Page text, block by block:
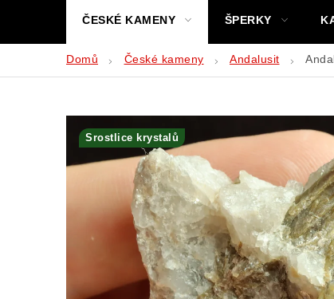
ČESKÉ KAMENY ŠPERKY
Domů České kameny Andalusit
Srostlice krystalů